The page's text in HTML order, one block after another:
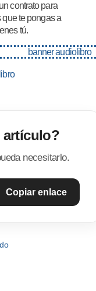
contrato para
que te pongas a
tú.
artículo?
necesitarlo.
Copiar enlace